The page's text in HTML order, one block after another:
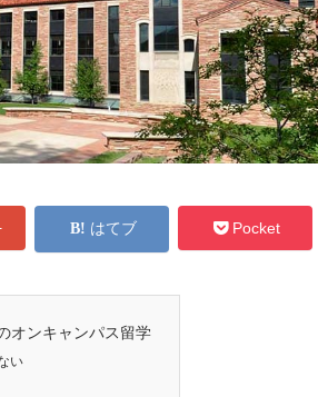
はてブ Pocket
オンキャンパス留学
い